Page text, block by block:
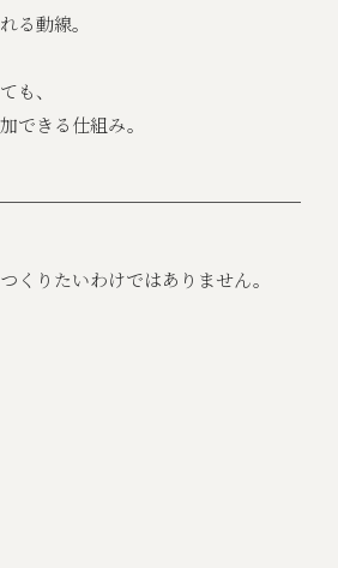
る動線。
も、
できる仕組み。
くりたいわけではありません。